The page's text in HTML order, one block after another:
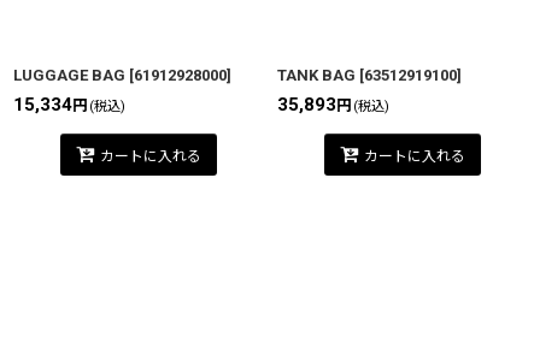
LUGGAGE BAG [61912928000]
15,334円 (税込)
カートに入れる
TANK BAG [63512919100]
35,893 円 (税込)
カートに入れる